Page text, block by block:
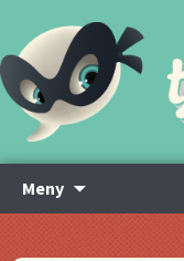
Meny
innehåll